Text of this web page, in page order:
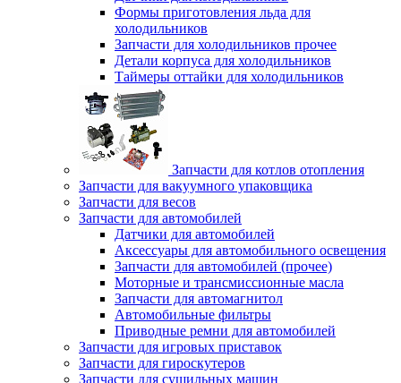
Формы приготовления льда для
холодильников
Запчасти для холодильников прочее
Детали корпуса для холодильников
Таймеры оттайки для холодильников
Запчасти для котлов отопления
Запчасти для вакуумного упаковщика
Запчасти для весов
Запчасти для автомобилей
Датчики для автомобилей
Аксессуары для автомобильного освещения
Запчасти для автомобилей (прочее)
Моторные и трансмиссионные масла
Запчасти для автомагнитол
Автомобильные фильтры
Приводные ремни для автомобилей
Запчасти для игровых приставок
Запчасти для гироскутеров
Запчасти для сушильных машин